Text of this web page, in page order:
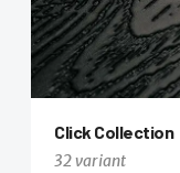
Click Collection
32 variant